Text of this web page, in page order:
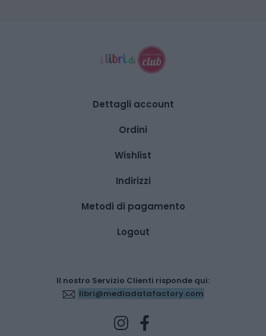
Dettagli account
Ordini
Wishlist
Indirizzi
Metodi di pagamento
Logout
Il nostro Servizio Clienti risponde qui:
libri@mediadatafactory.com